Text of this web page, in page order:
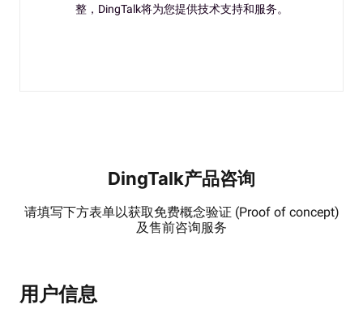
整，DingTalk将为您提供技术支持和服务。
DingTalk产品咨询
请填写下方表单以获取免费概念验证 (Proof of concept)
及售前咨询服务
用户信息